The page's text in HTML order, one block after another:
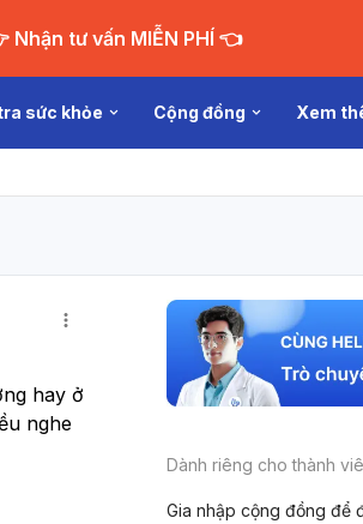
với Bác sĩ ngay 👉 Nhận tư vấn MIỄN PHÍ 👈
sức khỏe Cộng đồng Xem
hay ở
nghe
Dành riêng cho thành
Gia nhập cộng đồng để